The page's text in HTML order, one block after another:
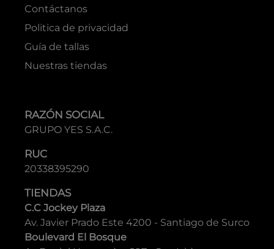
Contáctanos
Politica de privacidad
Guía de tallas
Nuestras tiendas
RAZÓN SOCIAL
GRUPO YES S.A.C.
RUC
20338395290
TIENDAS
C.C Jockey Plaza
Av. Javier Prado Este 4200 - Santiago de Surco
Boulevard El Bosque